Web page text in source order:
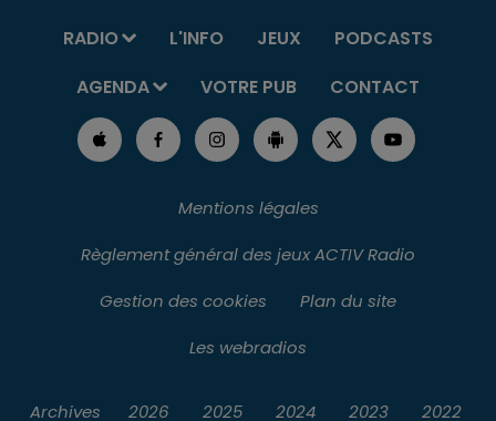
RADIO L'INFO JEUX
PODCASTS
AGENDA
VOTRE PUB CONTACT
Mentions légales
Règlement général des jeux ACTIV Radio
Gestion des cookies
Plan du site
Les webradios
Archives 2026 2025 2024 2023 2022